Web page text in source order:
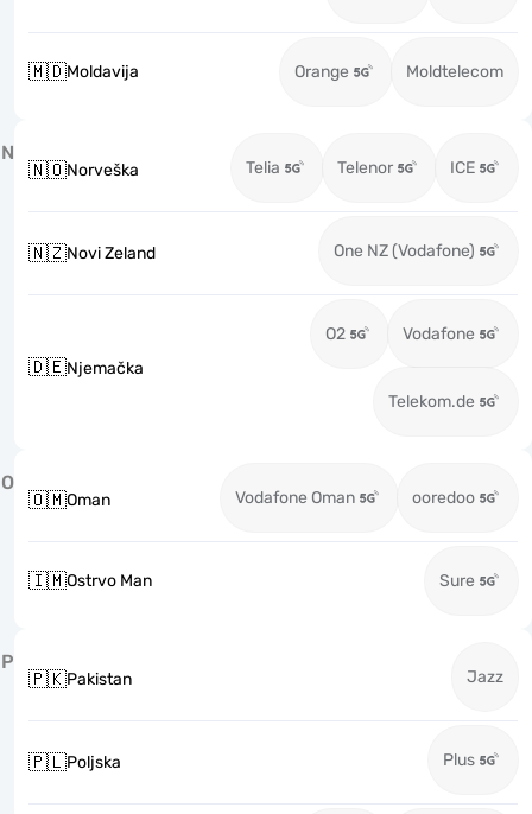
🇲🇩Moldavija Orange Moldtelecom
N
🇳🇴Norveška Telia Telenor ICE
🇳🇿Novi Zeland One NZ (Vodafone)
🇩🇪Njemačka
O2 Vodafone
Telekom.de
O
🇴🇲Oman Vodafone Oman ooredoo
🇮🇲Ostrvo Man Sure
P
🇵🇰Pakistan Jazz
🇵🇱Poljska Plus